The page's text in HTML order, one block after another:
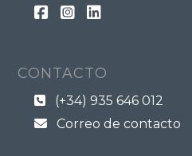
CONTACTO
(+34) 935 646 012
Correo de contacto